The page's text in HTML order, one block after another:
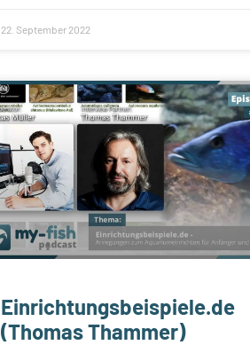
22. September 2022
Einrichtungsbeispiele.de
(Thomas Thammer)